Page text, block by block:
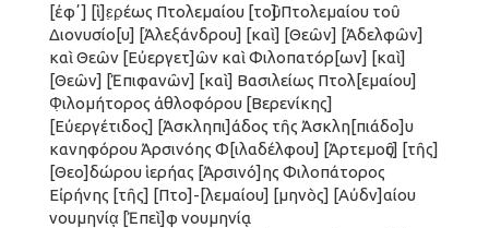
[ἐφʼ] [ἱ]ε̣ρ̣έως Πτολεμαίου [τοῦ] Πτολεμαίου τοῦ
Διονυσίο[υ] [Ἀλεξάνδρου] [καὶ] [Θεῶν] [Ἀδελφῶν]
καὶ Θεῶν [Εὐεργετ]ῶν καὶ Φιλοπατόρ[ων] [καὶ]
[Θεῶν] [Ἐπιφανῶν] [καὶ] Βασιλείως Πτολ[εμαίου]
Φ̣ιλομήτορος ἀθλοφόρου [Βερενίκης]
[Εὐεργέτιδος] [Ἀσκληπι]άδος τῆς Ἀσκλη[πιάδο]υ
κανηφόρου Ἀρσινόης Φ[ιλαδέλφου] [Ἀρτεμοῦς] [τῆς]
[Θεο]δώρου ἱερήας [Ἀρσινό]ης Φιλοπάτορος
Εἰρήνης [τῆς] [Πτο]-[λεμαίου] [μηνὸς] [Αὐδν]αίου
νουμηνίᾳ̣ [Ἐπεὶ]φ νουμηνίᾳ